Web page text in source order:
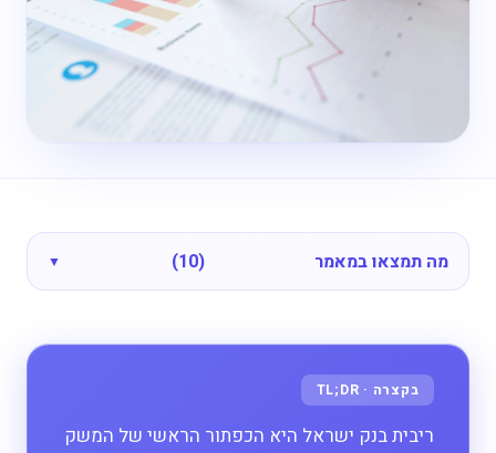
מה תמצאו במאמר (10)
ריבית בנק ישראל היא הכפתור הראשי של המשק